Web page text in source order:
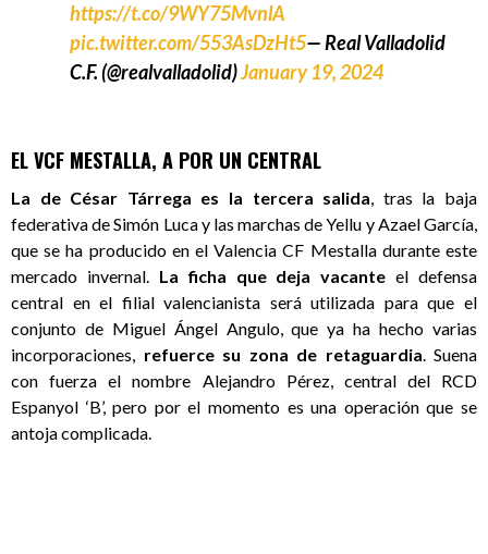
https://t.co/9WY75MvnlA
pic.twitter.com/553AsDzHt5— Real Valladolid
C.F. (@realvalladolid)January 19, 2024
EL VCF MESTALLA, A POR UN CENTRAL
La de César Tárrega es la tercera salida, tras la baja
federativa de Simón Luca y las marchas de Yellu y Azael García,
que se ha producido en el Valencia CF Mestalla durante este
mercado invernal. La ficha que deja vacanteel defensa
central en el filial valencianista será utilizada para que el
conjunto de Miguel Ángel Angulo, que ya ha hecho varias
incorporaciones, refuerce su zona de retaguardia. Suena
con fuerza el nombre Alejandro Pérez, central del RCD
Espanyol ‘B’, pero por el momento es una operación que se
antoja complicada.